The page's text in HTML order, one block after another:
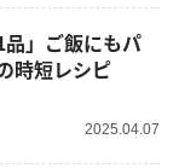
品」ご飯にもパ
時短レシピ
2025.04.07